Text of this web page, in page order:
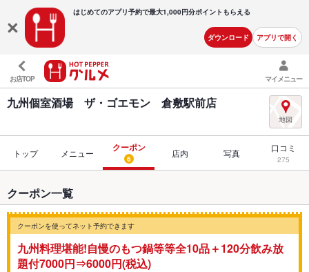
はじめてのアプリ予約で最大1,000円分ポイントもらえる
ダウンロード アプリで開く
お店TOP マイメニュー
九州個室酒場 ザ・ゴエモン 倉敷駅前店
トップ メニュー クーポン
6 店内 写真 口コミ
275
クーポン一覧
クーポンを使ってネット予約できます
九州料理堪能!自慢のもつ鍋等等全10品＋120分飲み放
題付7000円⇒6000円(税込)